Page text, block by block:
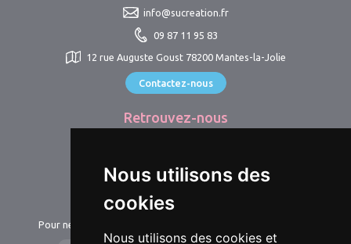
Nous utilisons des
cookies
Nous utilisons des cookies et
info@sucreation.fr
09 87 11 95 83
12 rue Auguste Goust 78200 Mantes-la-Jolie
Contactez-nous
Retrouvez-nous
Newsletter
Pour ne manquer aucune nouveauté et suivre notre actualité.